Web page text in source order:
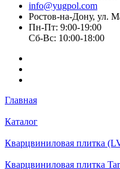
info@yugpol.com
Ростов-на-Дону, ул.
Пн-Пт: 9:00-19:00
Cб-Вс: 10:00-18:00
Главная
Каталог
Кварцвиниловая плитка
Кварцвиниловая плитка